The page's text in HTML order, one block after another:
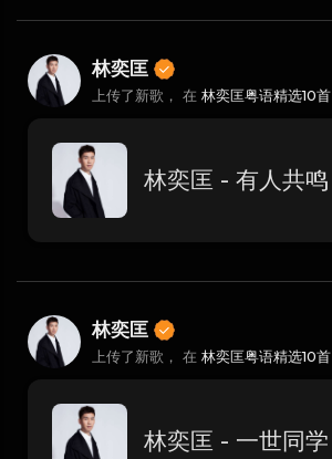
林奕匡
上传了新歌， 在 林奕匡粤语精选10首
林奕匡 - 有人共鸣
林奕匡
上传了新歌， 在 林奕匡粤语精选10首
林奕匡 - 一世同学